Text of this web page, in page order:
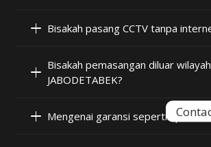
Bisakah pasang CCTV tanpa
Bisakah pemasangan diluar wilayah
JABODETABEK?
Mengenai garansi seperti apa?